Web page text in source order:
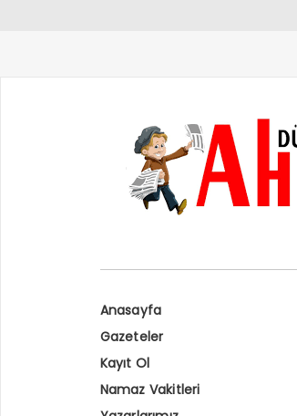
Anasayfa
Gazeteler
Kayıt Ol
Namaz Vakitleri